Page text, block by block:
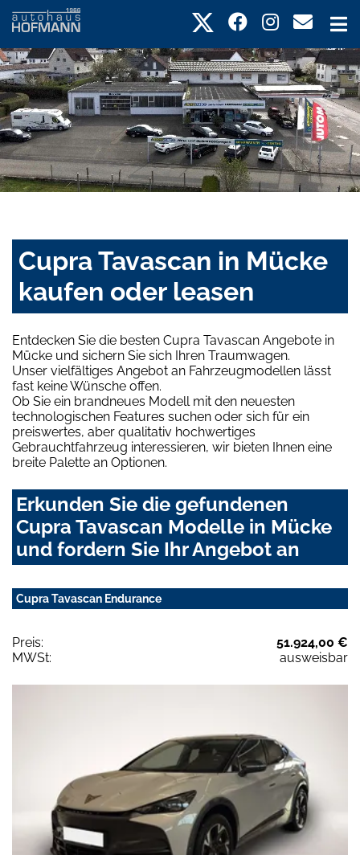
Cupra Tavascan in Mücke
kaufen oder leasen
Entdecken Sie die besten Cupra Tavascan Angebote in
Mücke und sichern Sie sich Ihren Traumwagen.
Unser vielfältiges Angebot an Fahrzeugmodellen lässt
fast keine Wünsche offen.
Ob Sie ein brandneues Modell mit den neuesten
technologischen Features suchen oder sich für ein
preiswertes, aber qualitativ hochwertiges
Gebrauchtfahrzeug interessieren, wir bieten Ihnen eine
breite Palette an Optionen.
Erkunden Sie die gefundenen
Cupra Tavascan Modelle in Mücke
und fordern Sie Ihr Angebot an
Cupra Tavascan Endurance
Preis:
51.924,00 €
MWSt:
ausweisbar